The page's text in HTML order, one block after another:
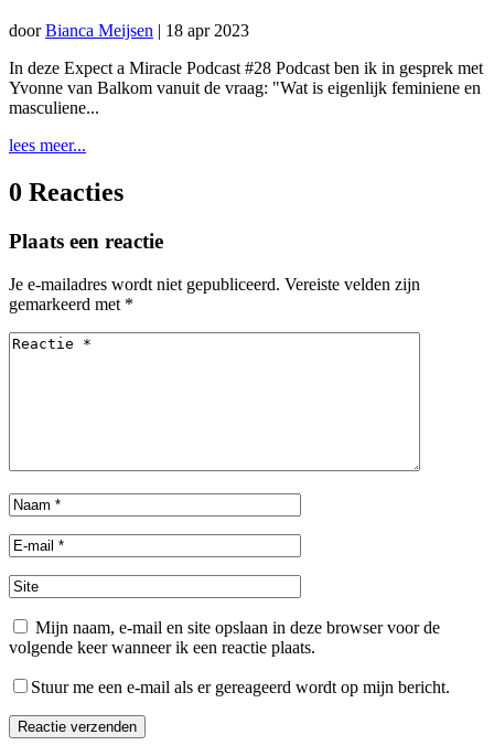
doorBianca Meijsen | 18 apr 2023
In deze Expect a Miracle Podcast #28 Podcast ben ik in gesprek met
Yvonne van Balkom vanuit de vraag: "Wat is eigenlijk feminiene en
masculiene...
lees meer...
0 Reacties
Plaats een reactie
Je e-mailadres wordt niet gepubliceerd. Vereiste velden zijn
gemarkeerd met *
Mijn naam, e-mail en site opslaan in deze browser voor de
volgende keer wanneer ik een reactie plaats.
Stuur me een e-mail als er gereageerd wordt op mijn bericht.
Reactie verzenden